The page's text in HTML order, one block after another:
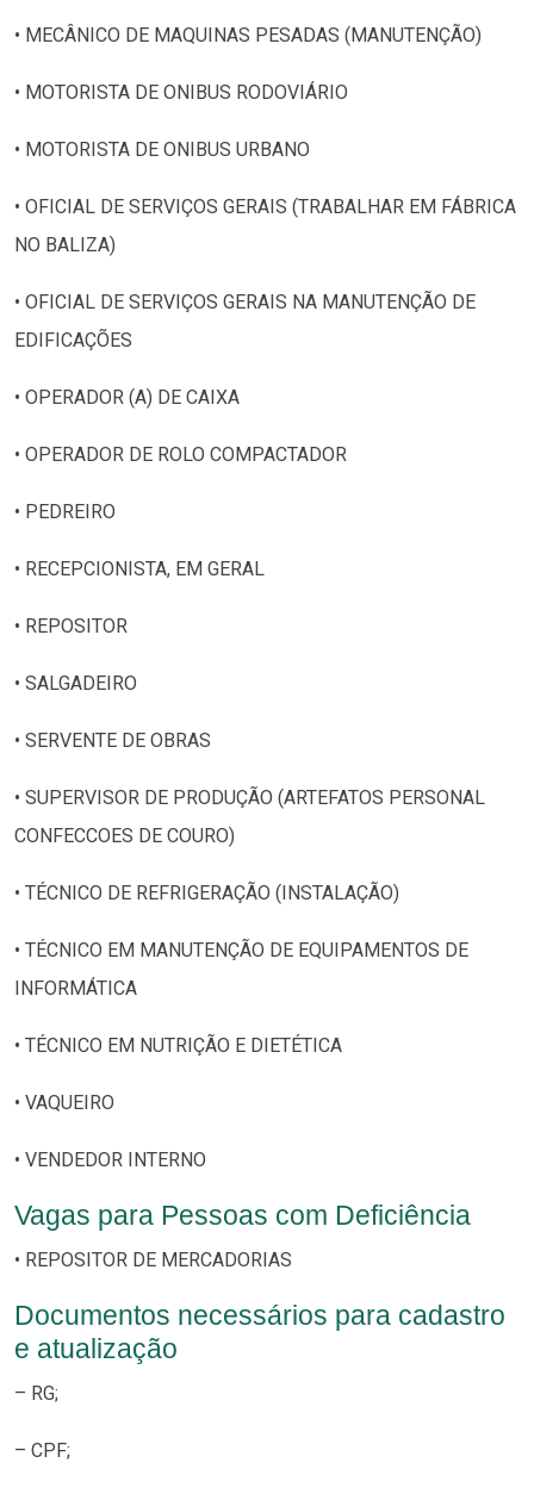
• MECÂNICO DE MAQUINAS PESADAS (MANUTENÇÃO)
• MOTORISTA DE ONIBUS RODOVIÁRIO
• MOTORISTA DE ONIBUS URBANO
• OFICIAL DE SERVIÇOS GERAIS (TRABALHAR EM FÁBRICA
NO BALIZA)
• OFICIAL DE SERVIÇOS GERAIS NA MANUTENÇÃO DE
EDIFICAÇÕES
• OPERADOR (A) DE CAIXA
• OPERADOR DE ROLO COMPACTADOR
• PEDREIRO
• RECEPCIONISTA, EM GERAL
• REPOSITOR
• SALGADEIRO
• SERVENTE DE OBRAS
• SUPERVISOR DE PRODUÇÃO (ARTEFATOS PERSONAL
CONFECCOES DE COURO)
• TÉCNICO DE REFRIGERAÇÃO (INSTALAÇÃO)
• TÉCNICO EM MANUTENÇÃO DE EQUIPAMENTOS DE
INFORMÁTICA
• TÉCNICO EM NUTRIÇÃO E DIETÉTICA
• VAQUEIRO
• VENDEDOR INTERNO
Vagas para Pessoas com Deficiência
• REPOSITOR DE MERCADORIAS
Documentos necessários para cadastro
e atualização
– RG;
– CPF;